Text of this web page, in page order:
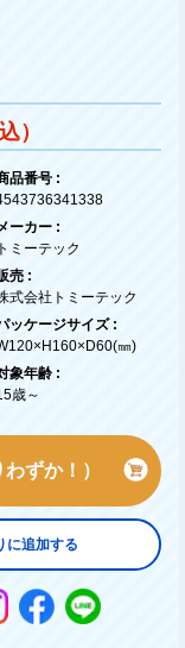
）
品番号 :
メーカー :
トミーテック
売 :
式会社トミーテック
ッケージサイズ :
㎜)
象年齢 :
歳～
ずか！）
に追加する